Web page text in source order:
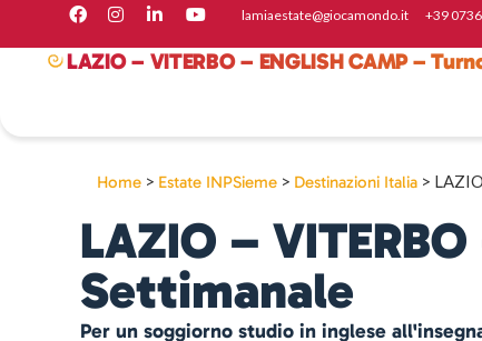
lamiaestate@giocamondo.it +39 07
LAZIO – VITERBO – ENGLISH CAMP –
Home > Estate INPSieme > Destinazioni Italia >
LAZIO –
Settimanale
Per un soggiorno studio in inglese